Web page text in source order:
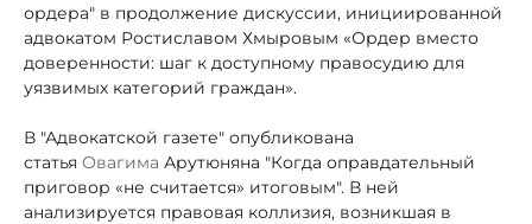
ордера" в продолжение дискуссии, инициированной
адвокатом Ростиславом Хмыровым «Ордер вместо
доверенности: шаг к доступному правосудию для
уязвимых категорий граждан».
В "Адвокатской газете" опубликована
статья Овагима Арутюняна "Когда оправдательный
приговор «не считается» итоговым". В ней
анализируется правовая коллизия, возникшая в